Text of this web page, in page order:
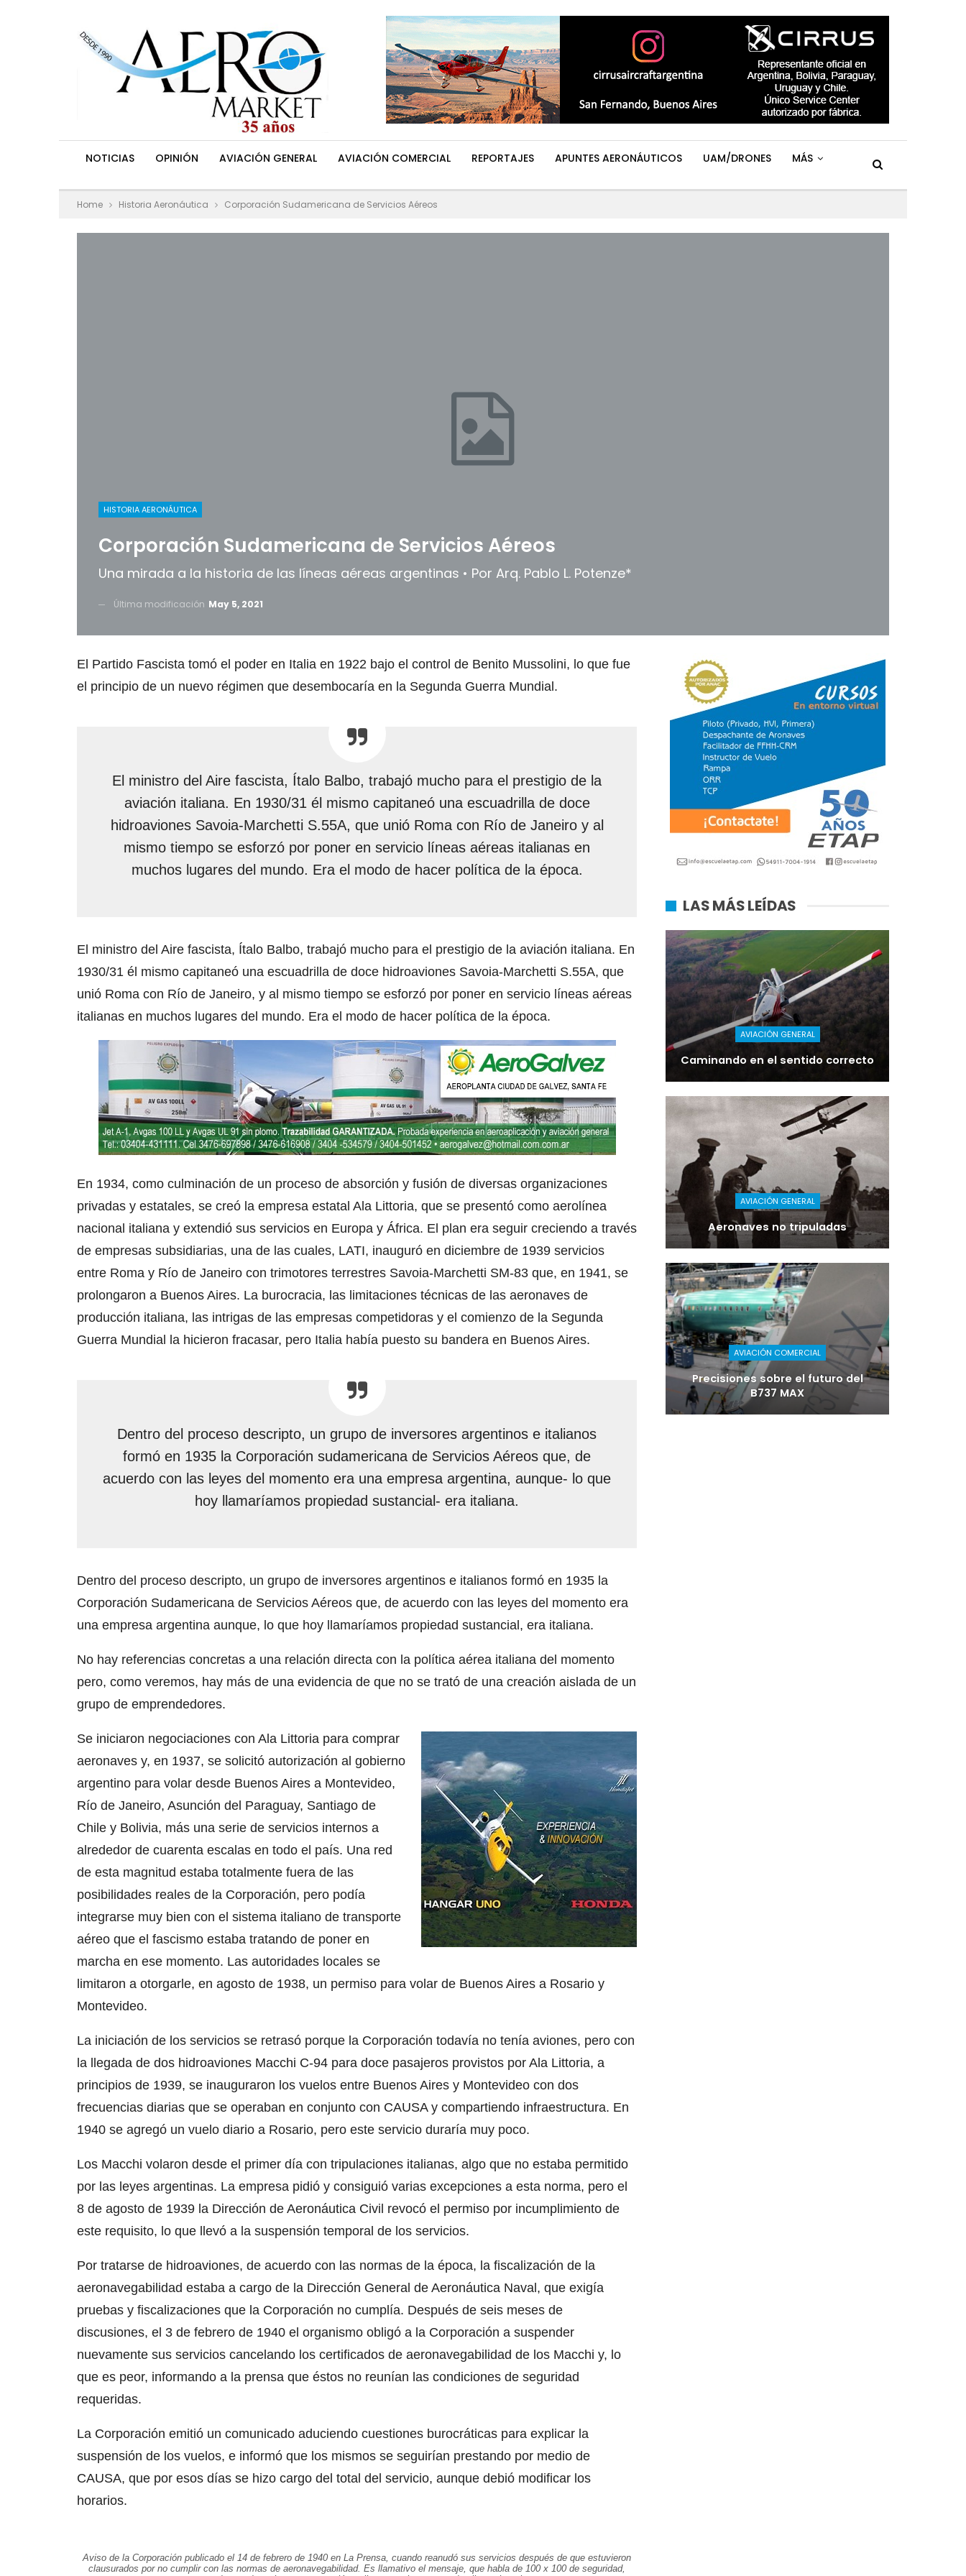
NOTICIAS OPINIÓN AVIACIÓN GENERAL AVIACIÓN COMERCIAL REPORTAJES APUNTES AERONÁUTICOS UAM/DRONES MÁS
Home Historia Aeronáutica Corporación Sudamericana de Servicios Aéreos
HISTORIA AERONÁUTICA
Corporación Sudamericana de Servicios Aéreos
Una mirada a la historia de las líneas aéreas argentinas • Por Arq. Pablo L. Potenze*
Última modificación May 5, 2021
El Partido Fascista tomó el poder en Italia en 1922 bajo el control de Benito Mussolini, lo que fue
el principio de un nuevo régimen que desembocaría en la Segunda Guerra Mundial.
El ministro del Aire fascista, Ítalo Balbo, trabajó mucho para el prestigio de la
aviación italiana. En 1930/31 él mismo capitaneó una escuadrilla de doce
hidroaviones Savoia-Marchetti S.55A, que unió Roma con Río de Janeiro y al
mismo tiempo se esforzó por poner en servicio líneas aéreas italianas en
muchos lugares del mundo. Era el modo de hacer política de la época.
El ministro del Aire fascista, Ítalo Balbo, trabajó mucho para el prestigio de la aviación italiana. En
1930/31 él mismo capitaneó una escuadrilla de doce hidroaviones Savoia-Marchetti S.55A, que
unió Roma con Río de Janeiro, y al mismo tiempo se esforzó por poner en servicio líneas aéreas
italianas en muchos lugares del mundo. Era el modo de hacer política de la época.
En 1934, como culminación de un proceso de absorción y fusión de diversas organizaciones
privadas y estatales, se creó la empresa estatal Ala Littoria, que se presentó como aerolínea
nacional italiana y extendió sus servicios en Europa y África. El plan era seguir creciendo a través
de empresas subsidiarias, una de las cuales, LATI, inauguró en diciembre de 1939 servicios
entre Roma y Río de Janeiro con trimotores terrestres Savoia-Marchetti SM-83 que, en 1941, se
prolongaron a Buenos Aires. La burocracia, las limitaciones técnicas de las aeronaves de
producción italiana, las intrigas de las empresas competidoras y el comienzo de la Segunda
Guerra Mundial la hicieron fracasar, pero Italia había puesto su bandera en Buenos Aires.
Dentro del proceso descripto, un grupo de inversores argentinos e italianos
formó en 1935 la Corporación sudamericana de Servicios Aéreos que, de
acuerdo con las leyes del momento era una empresa argentina, aunque- lo que
hoy llamaríamos propiedad sustancial- era italiana.
Dentro del proceso descripto, un grupo de inversores argentinos e italianos formó en 1935 la
Corporación Sudamericana de Servicios Aéreos que, de acuerdo con las leyes del momento era
una empresa argentina aunque, lo que hoy llamaríamos propiedad sustancial, era italiana.
No hay referencias concretas a una relación directa con la política aérea italiana del momento
pero, como veremos, hay más de una evidencia de que no se trató de una creación aislada de un
grupo de emprendedores.
Se iniciaron negociaciones con Ala Littoria para comprar
aeronaves y, en 1937, se solicitó autorización al gobierno
argentino para volar desde Buenos Aires a Montevideo,
Río de Janeiro, Asunción del Paraguay, Santiago de
Chile y Bolivia, más una serie de servicios internos a
alrededor de cuarenta escalas en todo el país. Una red
de esta magnitud estaba totalmente fuera de las
posibilidades reales de la Corporación, pero podía
integrarse muy bien con el sistema italiano de transporte
aéreo que el fascismo estaba tratando de poner en
marcha en ese momento. Las autoridades locales se
limitaron a otorgarle, en agosto de 1938, un permiso para volar de Buenos Aires a Rosario y
Montevideo.
La iniciación de los servicios se retrasó porque la Corporación todavía no tenía aviones, pero con
la llegada de dos hidroaviones Macchi C-94 para doce pasajeros provistos por Ala Littoria, a
principios de 1939, se inauguraron los vuelos entre Buenos Aires y Montevideo con dos
frecuencias diarias que se operaban en conjunto con CAUSA y compartiendo infraestructura. En
1940 se agregó un vuelo diario a Rosario, pero este servicio duraría muy poco.
Los Macchi volaron desde el primer día con tripulaciones italianas, algo que no estaba permitido
por las leyes argentinas. La empresa pidió y consiguió varias excepciones a esta norma, pero el
8 de agosto de 1939 la Dirección de Aeronáutica Civil revocó el permiso por incumplimiento de
este requisito, lo que llevó a la suspensión temporal de los servicios.
Por tratarse de hidroaviones, de acuerdo con las normas de la época, la fiscalización de la
aeronavegabilidad estaba a cargo de la Dirección General de Aeronáutica Naval, que exigía
pruebas y fiscalizaciones que la Corporación no cumplía. Después de seis meses de
discusiones, el 3 de febrero de 1940 el organismo obligó a la Corporación a suspender
nuevamente sus servicios cancelando los certificados de aeronavegabilidad de los Macchi y, lo
que es peor, informando a la prensa que éstos no reunían las condiciones de seguridad
requeridas.
La Corporación emitió un comunicado aduciendo cuestiones burocráticas para explicar la
suspensión de los vuelos, e informó que los mismos se seguirían prestando por medio de
CAUSA, que por esos días se hizo cargo del total del servicio, aunque debió modificar los
horarios.
Aviso de la Corporación publicado el 14 de febrero de 1940 en La Prensa, cuando reanudó sus servicios después de que estuvieron
clausurados por no cumplir con las normas de aeronavegabilidad. Es llamativo el mensaje, que habla de 100 x 100 de seguridad,
LAS MÁS LEÍDAS
AVIACIÓN GENERAL
Caminando en el sentido correcto
AVIACIÓN GENERAL
Aeronaves no tripuladas
AVIACIÓN COMERCIAL
Precisiones sobre el futuro del
B737 MAX